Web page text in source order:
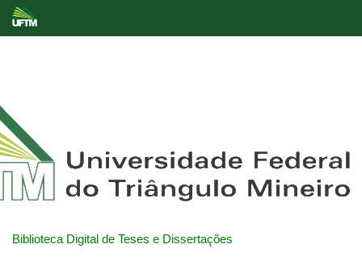
Biblioteca Digital de Teses e Dissertações